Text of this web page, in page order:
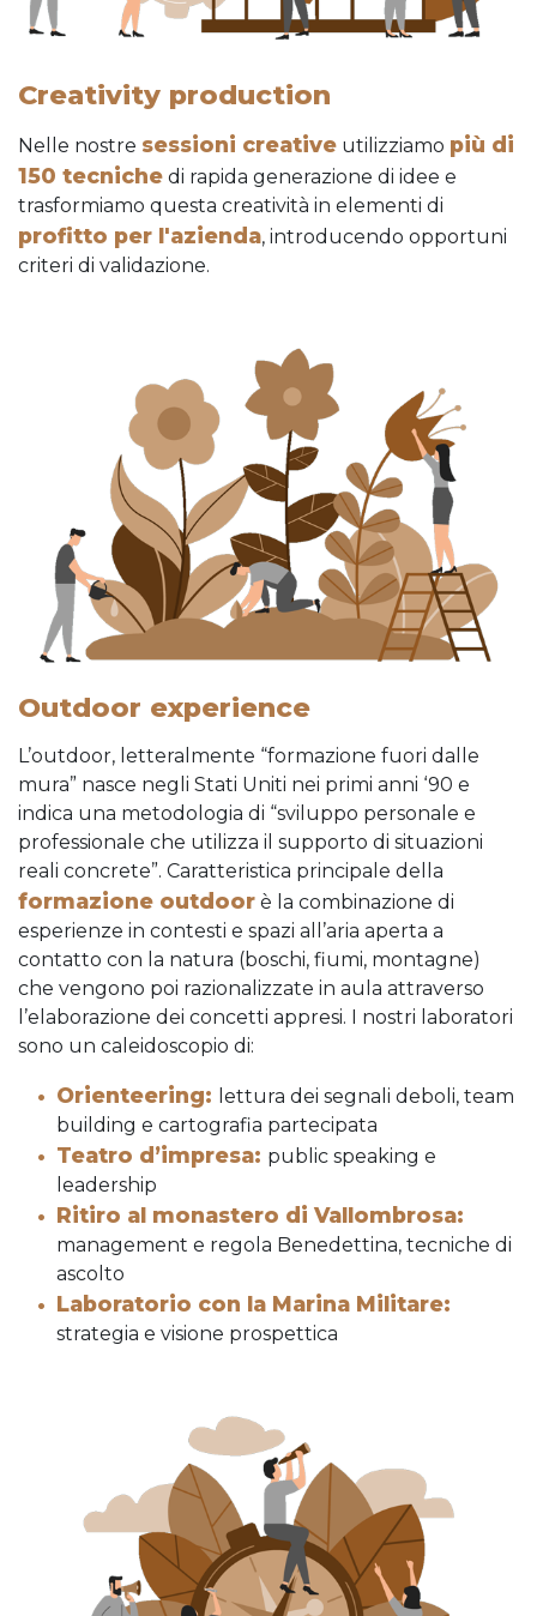
Creativity production
Nelle nostre sessioni creative utilizziamo più di
150 tecniche di rapida generazione di idee e
trasformiamo questa creatività in elementi di
profitto per l'azienda, introducendo opportuni
criteri di validazione.
Outdoor experience
L’outdoor, letteralmente “formazione fuori dalle
mura” nasce negli Stati Uniti nei primi anni ‘90 e
indica una metodologia di “sviluppo personale e
professionale che utilizza il supporto di situazioni
reali concrete”. Caratteristica principale della
formazione outdoor è la combinazione di
esperienze in contesti e spazi all’aria aperta a
contatto con la natura (boschi, fiumi, montagne)
che vengono poi razionalizzate in aula attraverso
l’elaborazione dei concetti appresi. I nostri laboratori
sono un caleidoscopio di:
Orienteering: lettura dei segnali deboli, team
building e cartografia partecipata
Teatro d’impresa: public speaking e
leadership
Ritiro al monastero di Vallombrosa:
management e regola Benedettina, tecniche di
ascolto
Laboratorio con la Marina Militare:
strategia e visione prospettica